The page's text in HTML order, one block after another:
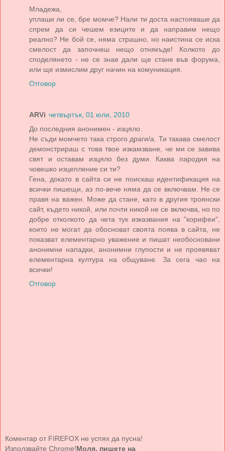
Младежа,
уплаши ли се, бре момче? Нали ти доста настояваше да
спрем да си чешем езиците и да направим нещо
реално? Не бой се, няма страшно, но наистина се иска
смелост да започнеш нещо отнякъде! Колкото до
споделянето - не се знае дали ще стане във форума,
или ще измислим друг начин на комуникация.
Отговор
ARVi четвъртък, 01 юли, 2010
До последния анонимен - изцяло.
Не съди момчето така строго драги/а. Ти такава смелост
демонстрираш с това твое изкамзване, че ми се завива
свят и оставам изцяло без думи. Каква пародия на
човешко изцепление си ти?
Гена, докато в сайта си не поискаш идентификация на
всички пишещи, аз по-вече няма да се включвам. Не се
правя на важен. Може да стане, като в другия троянски
сайт, където никой, или почти никой не се включва, но по
добре отколкото да чета тук изказвания на "корифеи",
които не могат да обосноват своята поява в сайта, не
показват елементарно уважение и пишат необосновани
анонимни нападки, анонимни глупости и не проявяват
елементарна култура на общуване. За сега чао на
всички!
Отговор
Коментар от FIREFOX не успях да пусна!
Използвайте Chrome!Моля, пишете на